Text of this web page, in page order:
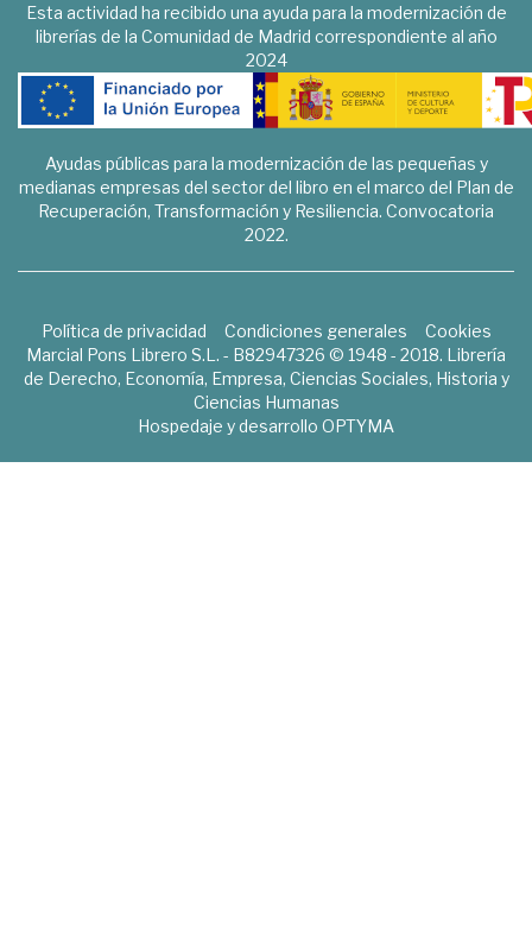
Esta actividad ha recibido una ayuda para la modernización de
librerías de la Comunidad de Madrid correspondiente al año
2024
Ayudas públicas para la modernización de las pequeñas y
medianas empresas del sector del libro en el marco del Plan de
Recuperación, Transformación y Resiliencia. Convocatoria
2022.
Política de privacidad Condiciones generales
Cookies
Marcial Pons Librero S.L. - B82947326 © 1948 - 2018. Librería
de Derecho, Economía, Empresa, Ciencias Sociales, Historia y
Ciencias Humanas
Hospedaje y desarrollo OPTYMA